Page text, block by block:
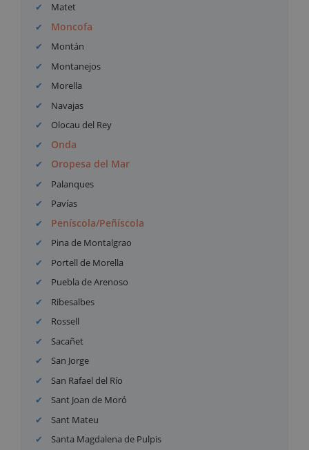
Matet
Moncofa
Montán
Montanejos
Morella
Navajas
Olocau del Rey
Onda
Oropesa del Mar
Palanques
Pavías
Peníscola/Peñíscola
Pina de Montalgrao
Portell de Morella
Puebla de Arenoso
Ribesalbes
Rossell
Sacañet
San Jorge
San Rafael del Río
Sant Joan de Moró
Sant Mateu
Santa Magdalena de Pulpis